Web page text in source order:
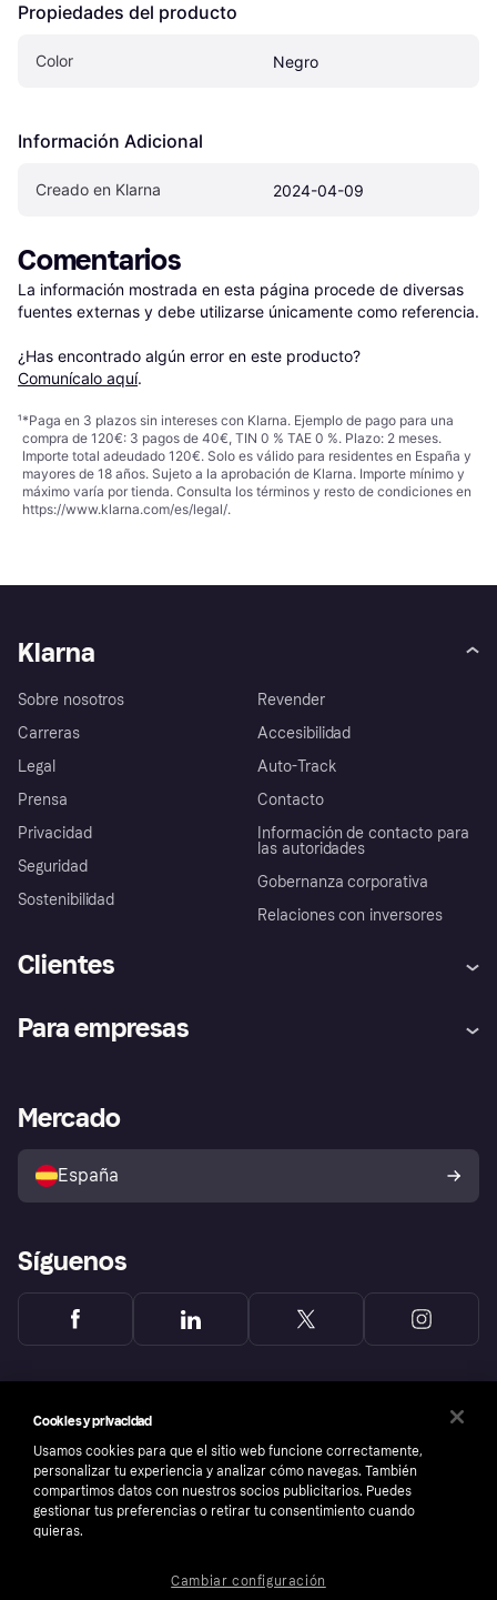
Propiedades del producto
Color Negro
Información Adicional
Creado en Klarna 2024-04-09
Comentarios
La información mostrada en esta página procede de diversas
fuentes externas y debe utilizarse únicamente como referencia.
¿Has encontrado algún error en este producto?
Comunícalo aquí.
¹*Paga en 3 plazos sin intereses con Klarna. Ejemplo de pago para una
compra de 120€: 3 pagos de 40€, TIN 0 % TAE 0 %. Plazo: 2 meses.
Importe total adeudado 120€. Solo es válido para residentes en España y
mayores de 18 años. Sujeto a la aprobación de Klarna. Importe mínimo y
máximo varía por tienda. Consulta los términos y resto de condiciones en
https://www.klarna.com/es/legal/.
Klarna
Sobre nosotros
Carreras
Legal
Prensa
Privacidad
Seguridad
Sostenibilidad
Revender
Accesibilidad
Auto-Track
Contacto
Información de contacto para
las autoridades
Gobernanza corporativa
Relaciones con inversores
Clientes
Inicio de sesión
Directorio de tiendas
Política de protección al
comprador de Klarna
Reclamaciones
Para empresas
Acceso empresas
Mercado
España
Síguenos
Cookies y privacidad
Usamos cookies para que el sitio web funcione correctamente,
personalizar tu experiencia y analizar cómo navegas. También
compartimos datos con nuestros socios publicitarios. Puedes
gestionar tus preferencias o retirar tu consentimiento cuando
quieras.
Cambiar configuración